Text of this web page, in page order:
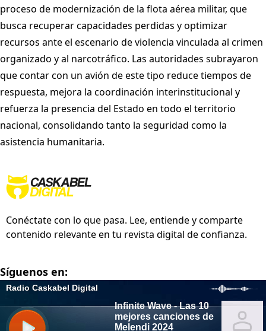
proceso de modernización de la flota aérea militar, que
busca recuperar capacidades perdidas y optimizar
recursos ante el escenario de violencia vinculada al crimen
organizado y al narcotráfico. Las autoridades subrayaron
que contar con un avión de este tipo reduce tiempos de
respuesta, mejora la coordinación interinstitucional y
refuerza la presencia del Estado en todo el territorio
nacional, consolidando tanto la seguridad como la
asistencia humanitaria.
Conéctate con lo que pasa. Lee, entiende y comparte
contenido relevante en tu revista digital de confianza.
Síguenos en: